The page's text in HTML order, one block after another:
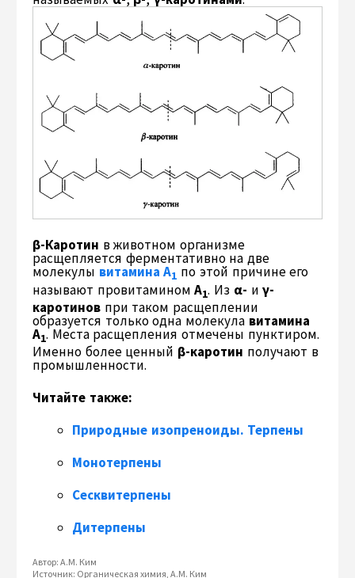
β-Каротин в животном организме
расщепляется ферментативно на две
молекулы витамина А1 по этой причине его
называют провитаминомА1. Из α- иγ-
каротинов при таком расщеплении
образуется только одна молекула витамина
А1. Места расщепления отмечены пунктиром.
Именно более ценный β-каротин получают в
промышленности.
Читайте также:
Природные изопреноиды. Терпены
Монотерпены
Сесквитерпены
Дитерпены
Автор: А.М. Ким
Источник: Органическая химия, А.М. Ким